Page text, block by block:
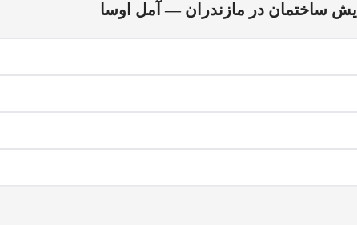
ساختمان در مازندران — آمل اوسا